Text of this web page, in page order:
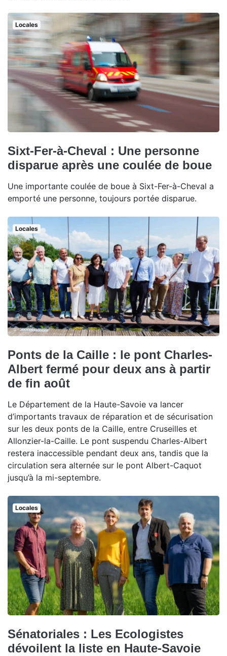
Locales
Sixt-Fer-à-Cheval : Une personne
disparue après une coulée de boue
Une importante coulée de boue à Sixt-Fer-à-Cheval a
emporté une personne, toujours portée disparue.
Locales
Ponts de la Caille : le pont Charles-
Albert fermé pour deux ans à partir
de fin août
Le Département de la Haute-Savoie va lancer
d’importants travaux de réparation et de sécurisation
sur les deux ponts de la Caille, entre Cruseilles et
Allonzier-la-Caille. Le pont suspendu Charles-Albert
restera inaccessible pendant deux ans, tandis que la
circulation sera alternée sur le pont Albert-Caquot
jusqu’à la mi-septembre.
Locales
Sénatoriales : Les Ecologistes
dévoilent la liste en Haute-Savoie